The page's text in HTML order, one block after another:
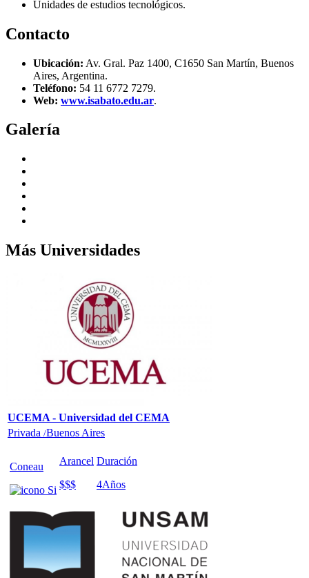
Unidades de estudios tecnológicos.
Contacto
Ubicación: Av. Gral. Paz 1400, C1650 San Martín, Buenos
Aires, Argentina.
Teléfono: 54 11 6772 7279.
Web: www.isabato.edu.ar.
Galería
Más Universidades
UCEMA - Universidad del CEMA
Privada /Buenos Aires
Coneau
Arancel
$$$
Duración
4Años